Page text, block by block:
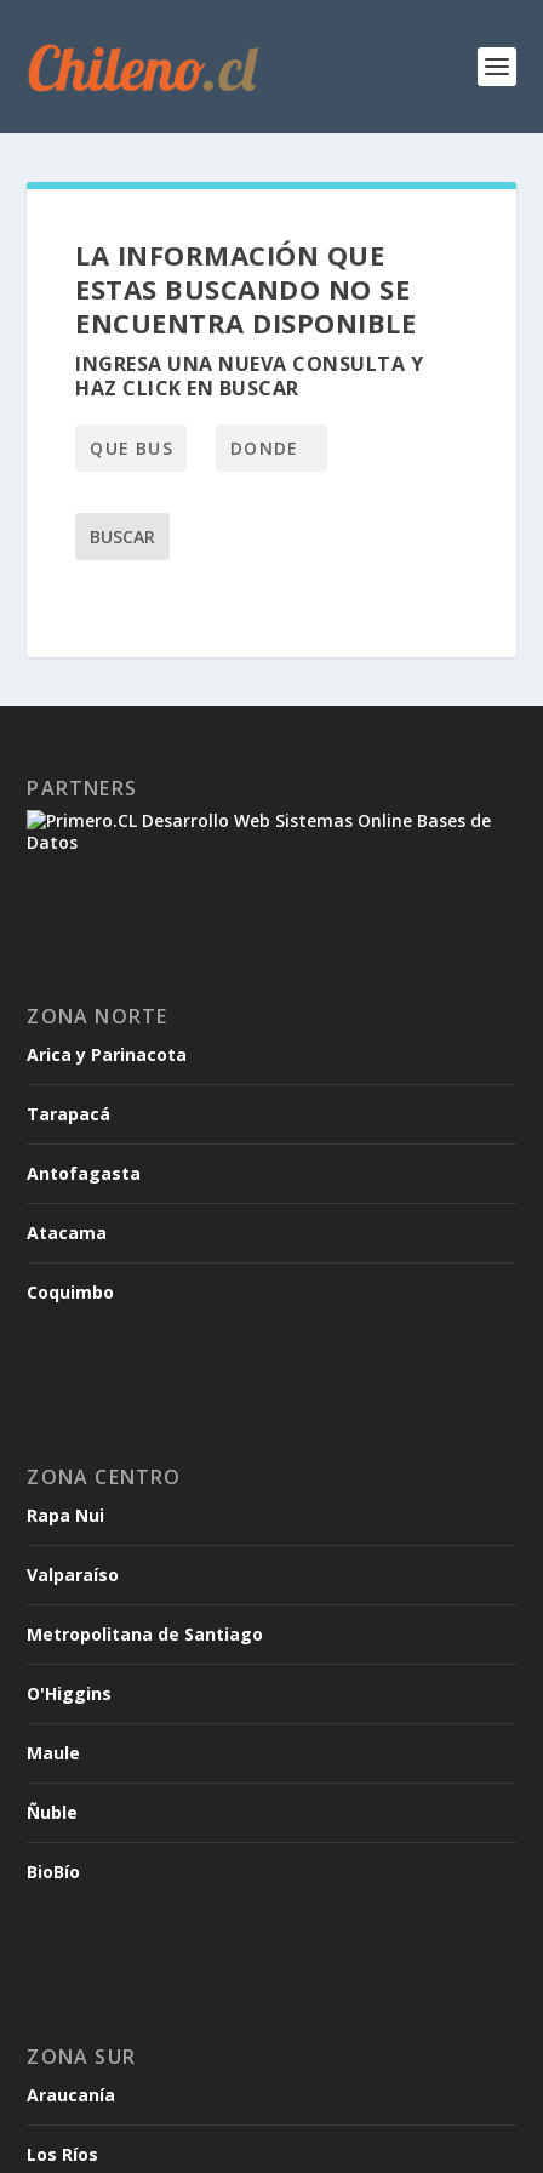
LA INFORMACIÓN QUE
ESTAS BUSCANDO NO SE
ENCUENTRA DISPONIBLE
INGRESA UNA NUEVA CONSULTA Y
HAZ CLICK EN BUSCAR
PARTNERS
ZONA NORTE
Arica y Parinacota
Tarapacá
Antofagasta
Atacama
Coquimbo
ZONA CENTRO
Rapa Nui
Valparaíso
Metropolitana de Santiago
O'Higgins
Maule
Ñuble
BioBío
ZONA SUR
Araucanía
Los Ríos